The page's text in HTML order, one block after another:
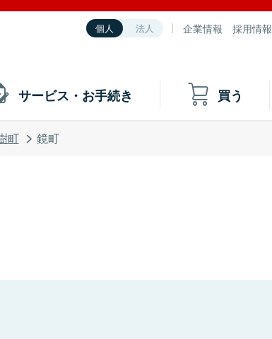
個人 法人 企業情報 採用情報
サービス・お手続き 買う
町 鏡町